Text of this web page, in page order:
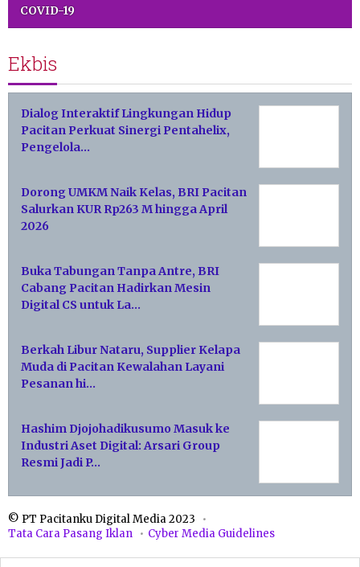
COVID-19
Ekbis
Dialog Interaktif Lingkungan Hidup
Pacitan Perkuat Sinergi Pentahelix,
Pengelola…
Dorong UMKM Naik Kelas, BRI Pacitan
Salurkan KUR Rp263 M hingga April
2026
Buka Tabungan Tanpa Antre, BRI
Cabang Pacitan Hadirkan Mesin
Digital CS untuk La…
Berkah Libur Nataru, Supplier Kelapa
Muda di Pacitan Kewalahan Layani
Pesanan hi…
Hashim Djojohadikusumo Masuk ke
Industri Aset Digital: Arsari Group
Resmi Jadi P…
© PT Pacitanku Digital Media 2023
Tata Cara Pasang Iklan
Cyber Media Guidelines